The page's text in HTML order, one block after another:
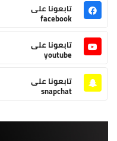
تابعونا على
facebook
تابعونا على
youtube
تابعونا على
snapchat